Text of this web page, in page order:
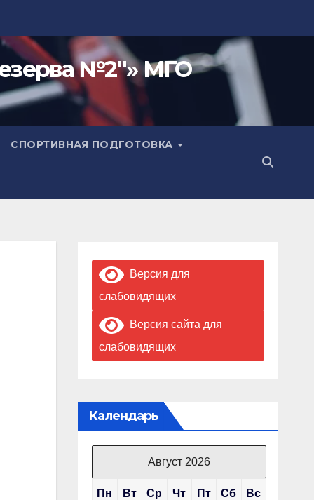
№2"» МГО
СПОРТИВНАЯ ПОДГОТОВКА
Версия для
слабовидящих
Версия сайта для
слабовидящих
Календарь
Август 2026
Пн Вт Ср Чт Пт Сб Вс